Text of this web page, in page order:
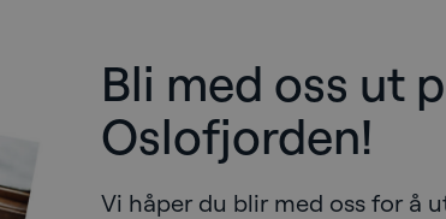
Bli med oss ut
Oslofjorden!
Vi håper du blir med oss for å